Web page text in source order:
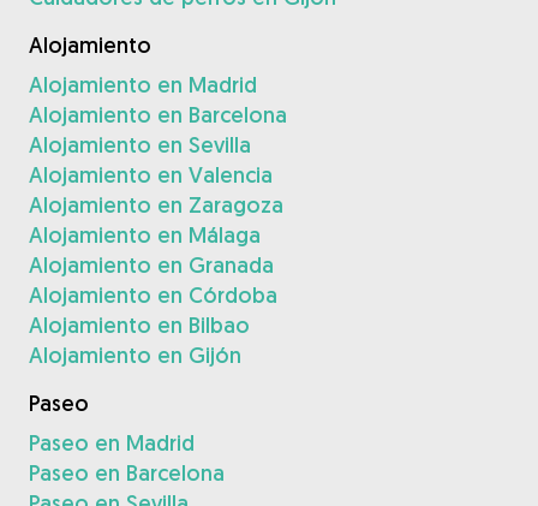
Alojamiento
Alojamiento en Madrid
Alojamiento en Barcelona
Alojamiento en Sevilla
Alojamiento en Valencia
Alojamiento en Zaragoza
Alojamiento en Málaga
Alojamiento en Granada
Alojamiento en Córdoba
Alojamiento en Bilbao
Alojamiento en Gijón
Paseo
Paseo en Madrid
Paseo en Barcelona